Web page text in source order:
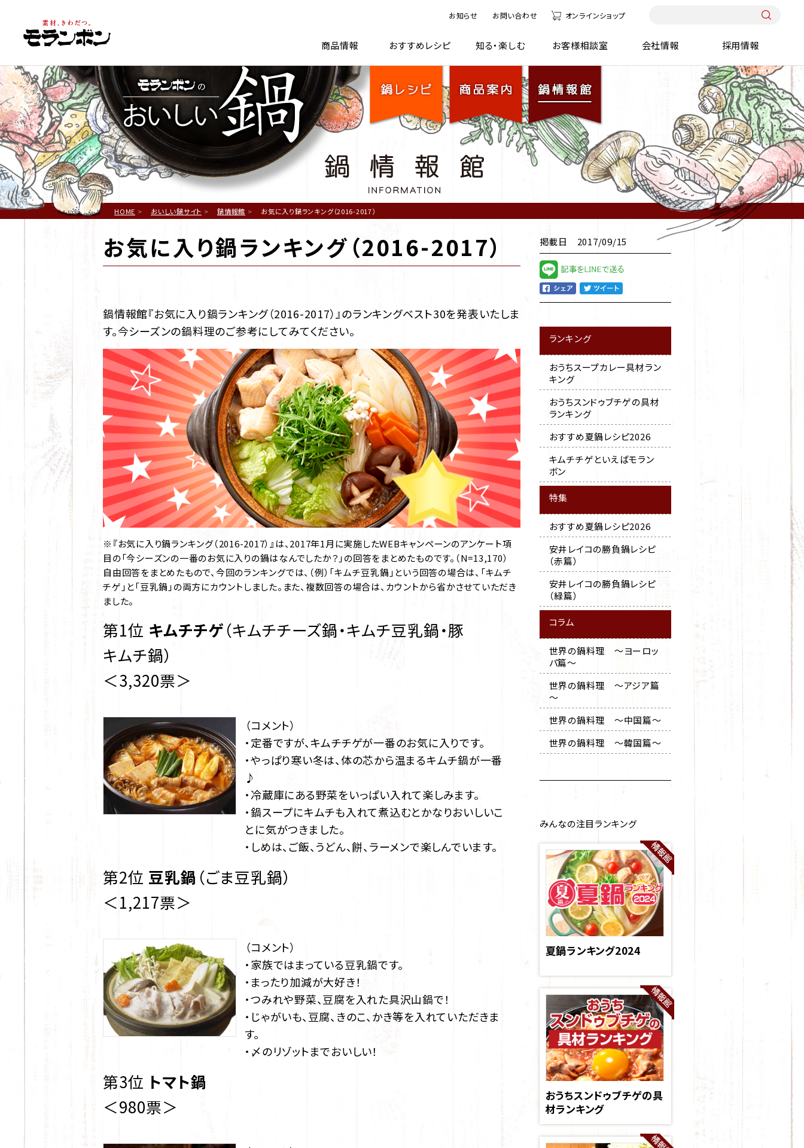
お知らせ お問い合わせ オンラインショップ
商品情報 おすすめレシピ 知る・楽しむ お客様相談室 会社情報 採用情報
商品案内 鍋情報館
HOME おいしい鍋サイト 鍋情報館 お気に入り鍋ランキング（2016-2017）
お気に入り鍋ランキング（2016-2017）
鍋情報館『お気に入り鍋ランキング（2016-2017）』のランキングベスト30を発表いたしま
す。今シーズンの鍋料理のご参考にしてみてください。
※『お気に入り鍋ランキング（2016-2017）』は、2017年1月に実施したWEBキャンペーンのアンケート項
目の「今シーズンの一番のお気に入りの鍋はなんでしたか？」の回答をまとめたものです。（N=13,170）
自由回答をまとめたもので、今回のランキングでは、（例）「キムチ豆乳鍋」という回答の場合は、「キムチ
チゲ」と「豆乳鍋」の両方にカウントしました。また、複数回答の場合は、カウントから省かさせていただき
ました。
第1位 キムチチゲ（キムチチーズ鍋・キムチ豆乳鍋・豚
キムチ鍋）
＜3,320票＞
（コメント）
・定番ですが、キムチチゲが一番のお気に入りです。
・やっぱり寒い冬は、体の芯から温まるキムチ鍋が一番
♪
・冷蔵庫にある野菜をいっぱい入れて楽しみます。
・鍋スープにキムチも入れて煮込むとかなりおいしいこ
とに気がつきました。
・しめは、ご飯、うどん、餅、ラーメンで楽しんでいます。
第2位 豆乳鍋 （ごま豆乳鍋）
＜1,217票＞
（コメント）
・家族ではまっている豆乳鍋です。
・まったり加減が大好き！
・つみれや野菜、豆腐を入れた具沢山鍋で！
・じゃがいも、豆腐、きのこ、かき等を入れていただきま
す。
・〆のリゾットまでおいしい！
第3位 トマト鍋
＜980票＞
掲載日 2017/09/15
ランキング
おうちスープカレー具材ラン
キング
おうちスンドゥブチゲの具材
ランキング
おすすめ夏鍋レシピ2026
キムチチゲといえばモラン
ボン
特集
おすすめ夏鍋レシピ2026
安井レイコの勝負鍋レシピ
（赤篇）
安井レイコの勝負鍋レシピ
（緑篇）
コラム
世界の鍋料理 ～ヨーロッ
パ篇～
世界の鍋料理 ～アジア篇
～
世界の鍋料理 ～中国篇～
世界の鍋料理 ～韓国篇～
みんなの注目ランキング
夏鍋ランキング2024
おうちスンドゥブチゲの具
材ランキング